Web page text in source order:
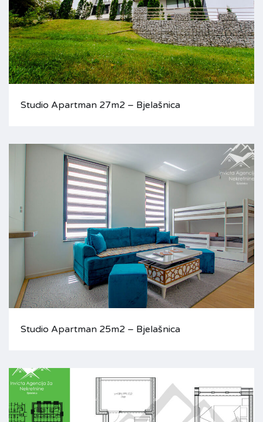
Studio Apartman 27m2 – Bjelašnica
Studio Apartman 25m2 – Bjelašnica